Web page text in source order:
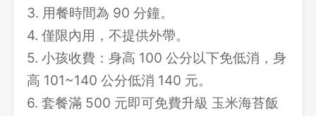
3. 用餐時間為 90 分鐘。
4. 僅限內用，不提供外帶。
5. 小孩收費：身高 100 公分以下免低消，身
高 101~140 公分低消 140 元。
6. 套餐滿 500 元即可免費升級 玉米海苔飯